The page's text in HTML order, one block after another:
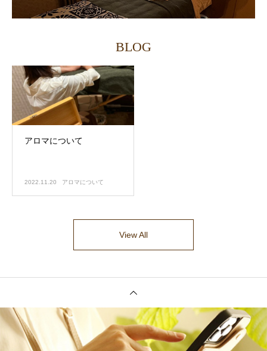
BLOG
アロマについて
2022.11.20 アロマについて
View All